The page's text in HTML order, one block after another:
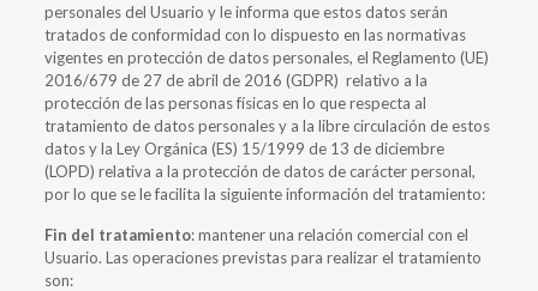
personales del Usuario y le informa que estos datos serán
tratados de conformidad con lo dispuesto en las normativas
vigentes en protección de datos personales, el Reglamento (UE)
2016/679 de 27 de abril de 2016 (GDPR) relativo a la
protección de las personas físicas en lo que respecta al
tratamiento de datos personales y a la libre circulación de estos
datos y la Ley Orgánica (ES) 15/1999 de 13 de diciembre
(LOPD) relativa a la protección de datos de carácter personal,
por lo que se le facilita la siguiente información del tratamiento:
Fin del tratamiento: mantener una relación comercial con el
Usuario. Las operaciones previstas para realizar el tratamiento
son: